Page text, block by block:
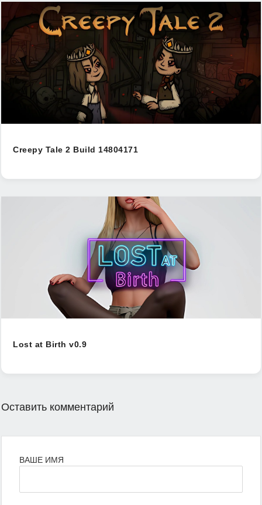
Creepy Tale 2 Build 14804171
Lost at Birth v0.9
Оставить комментарий
ВАШЕ ИМЯ